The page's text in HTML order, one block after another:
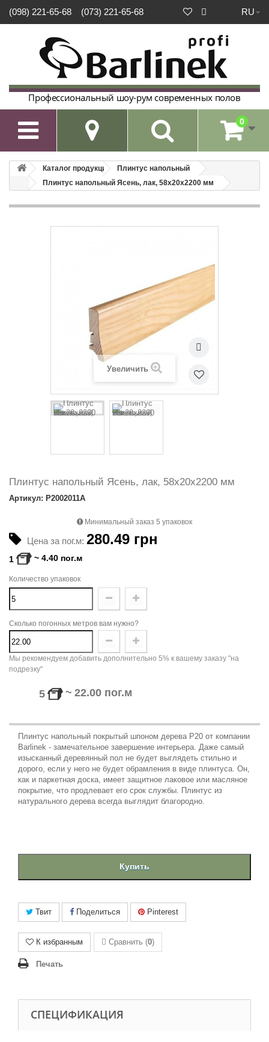
RU
(098) 221-65-68 (073) 221-65-68
Профессиональный шоу-рум современных полов
 0
Каталог продукции
Плинтус напольный
Плинтус напольный Ясень, лак, 58х20х2200 мм
Увеличить
Плинтус напольный Ясень, лак, 58х20х2200 мм
Артикул: P2002011A
Цена за пог.м: 280.49 грн
Минимальный заказ 5 упаковок
1 ~ 4.40 пог.м
Количество упаковок
Сколько погонных метров вам нужно?
Мы рекомендуем добавить дополнительно 5% к вашему заказу "на
подрезку"
5 ~ 22.00 пог.м
Плинтус напольный покрытый шпоном дерева P20 от компании
Barlinek - замечательное завершение интерьера. Даже самый
изысканный деревянный пол не будет выглядеть стильно и
дорого, если у него не будет обрамления в виде плинтуса. Он,
как и паркетная доска, имеет защитное лаковое или масляное
покрытие, что продлевает его срок службы. Плинтус из
натурального дерева всегда выглядит благородно.
Купить
Твит Поделиться Pinterest
К избранным Сравнить (0)
Печать
CПЕЦИФИКАЦИЯ